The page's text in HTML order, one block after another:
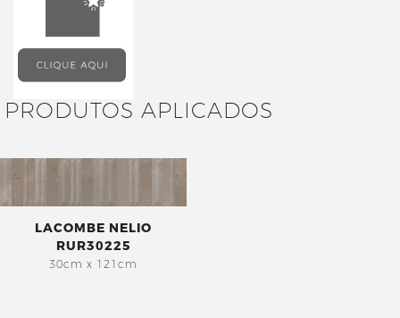
PRODUTOS APLICADOS
LACOMBE NELIO
RUR30225
30cm x 121cm